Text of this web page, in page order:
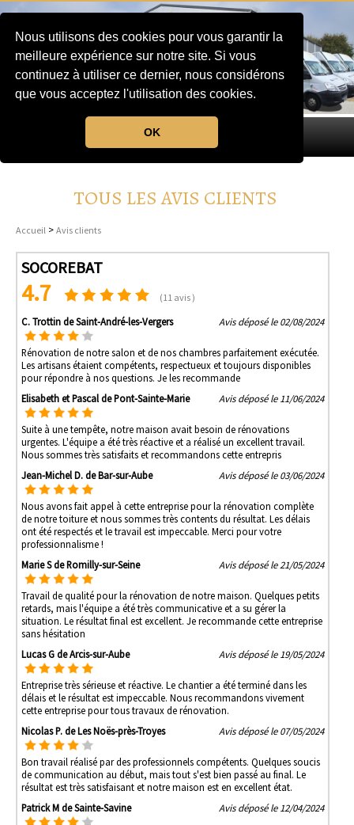
Nous utilisons des cookies pour vous garantir la
meilleure expérience sur notre site. Si vous
continuez à utiliser ce dernier, nous considérons
que vous acceptez l'utilisation des cookies.
OKMENU
TOUS LES AVIS CLIENTS
Accueil > Avis clients
SOCOREBAT
4.7 (11 avis )
C. Trottin de Saint-André-les-Vergers Avis déposé le 02/08/2024
Rénovation de notre salon et de nos chambres parfaitement exécutée.
Les artisans étaient compétents, respectueux et toujours disponibles
pour répondre à nos questions. Je les recommande
Elisabeth et Pascal de Pont-Sainte-Marie
Avis déposé le 11/06/2024
Suite à une tempête, notre maison avait besoin de rénovations
urgentes. L'équipe a été très réactive et a réalisé un excellent travail.
Nous sommes très satisfaits et recommandons cette entrepris
Jean-Michel D. de Bar-sur-Aube
Avis déposé le 03/06/2024
Nous avons fait appel à cette entreprise pour la rénovation complète
de notre toiture et nous sommes très contents du résultat. Les délais
ont été respectés et le travail est impeccable. Merci pour votre
professionnalisme !
Marie S de Romilly-sur-Seine
Avis déposé le 21/05/2024
Travail de qualité pour la rénovation de notre maison. Quelques petits
retards, mais l'équipe a été très communicative et a su gérer la
situation. Le résultat final est excellent. Je recommande cette entreprise
sans hésitation
Lucas G de Arcis-sur-Aube
Avis déposé le 19/05/2024
Entreprise très sérieuse et réactive. Le chantier a été terminé dans les
délais et le résultat est impeccable. Nous recommandons vivement
cette entreprise pour tous travaux de rénovation.
Nicolas P. de Les Noës-près-Troyes
Avis déposé le 07/05/2024
Bon travail réalisé par des professionnels compétents. Quelques soucis
de communication au début, mais tout s'est bien passé au final. Le
résultat est très satisfaisant et notre maison est en excellent état.
Patrick M de Sainte-Savine
Avis déposé le 12/04/2024